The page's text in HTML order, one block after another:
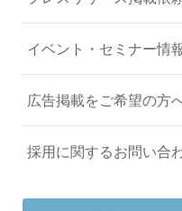
イベント・セミナー情
広告掲載をご希望の方
採用に関するお問い合